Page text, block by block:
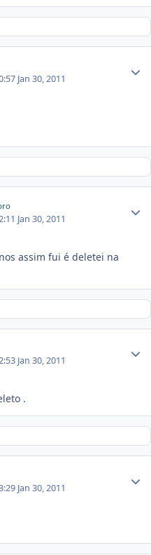
Jan 30, 2011
Jan 30, 2011
assim fui é deletei na
Jan 30, 2011
.
Jan 30, 2011